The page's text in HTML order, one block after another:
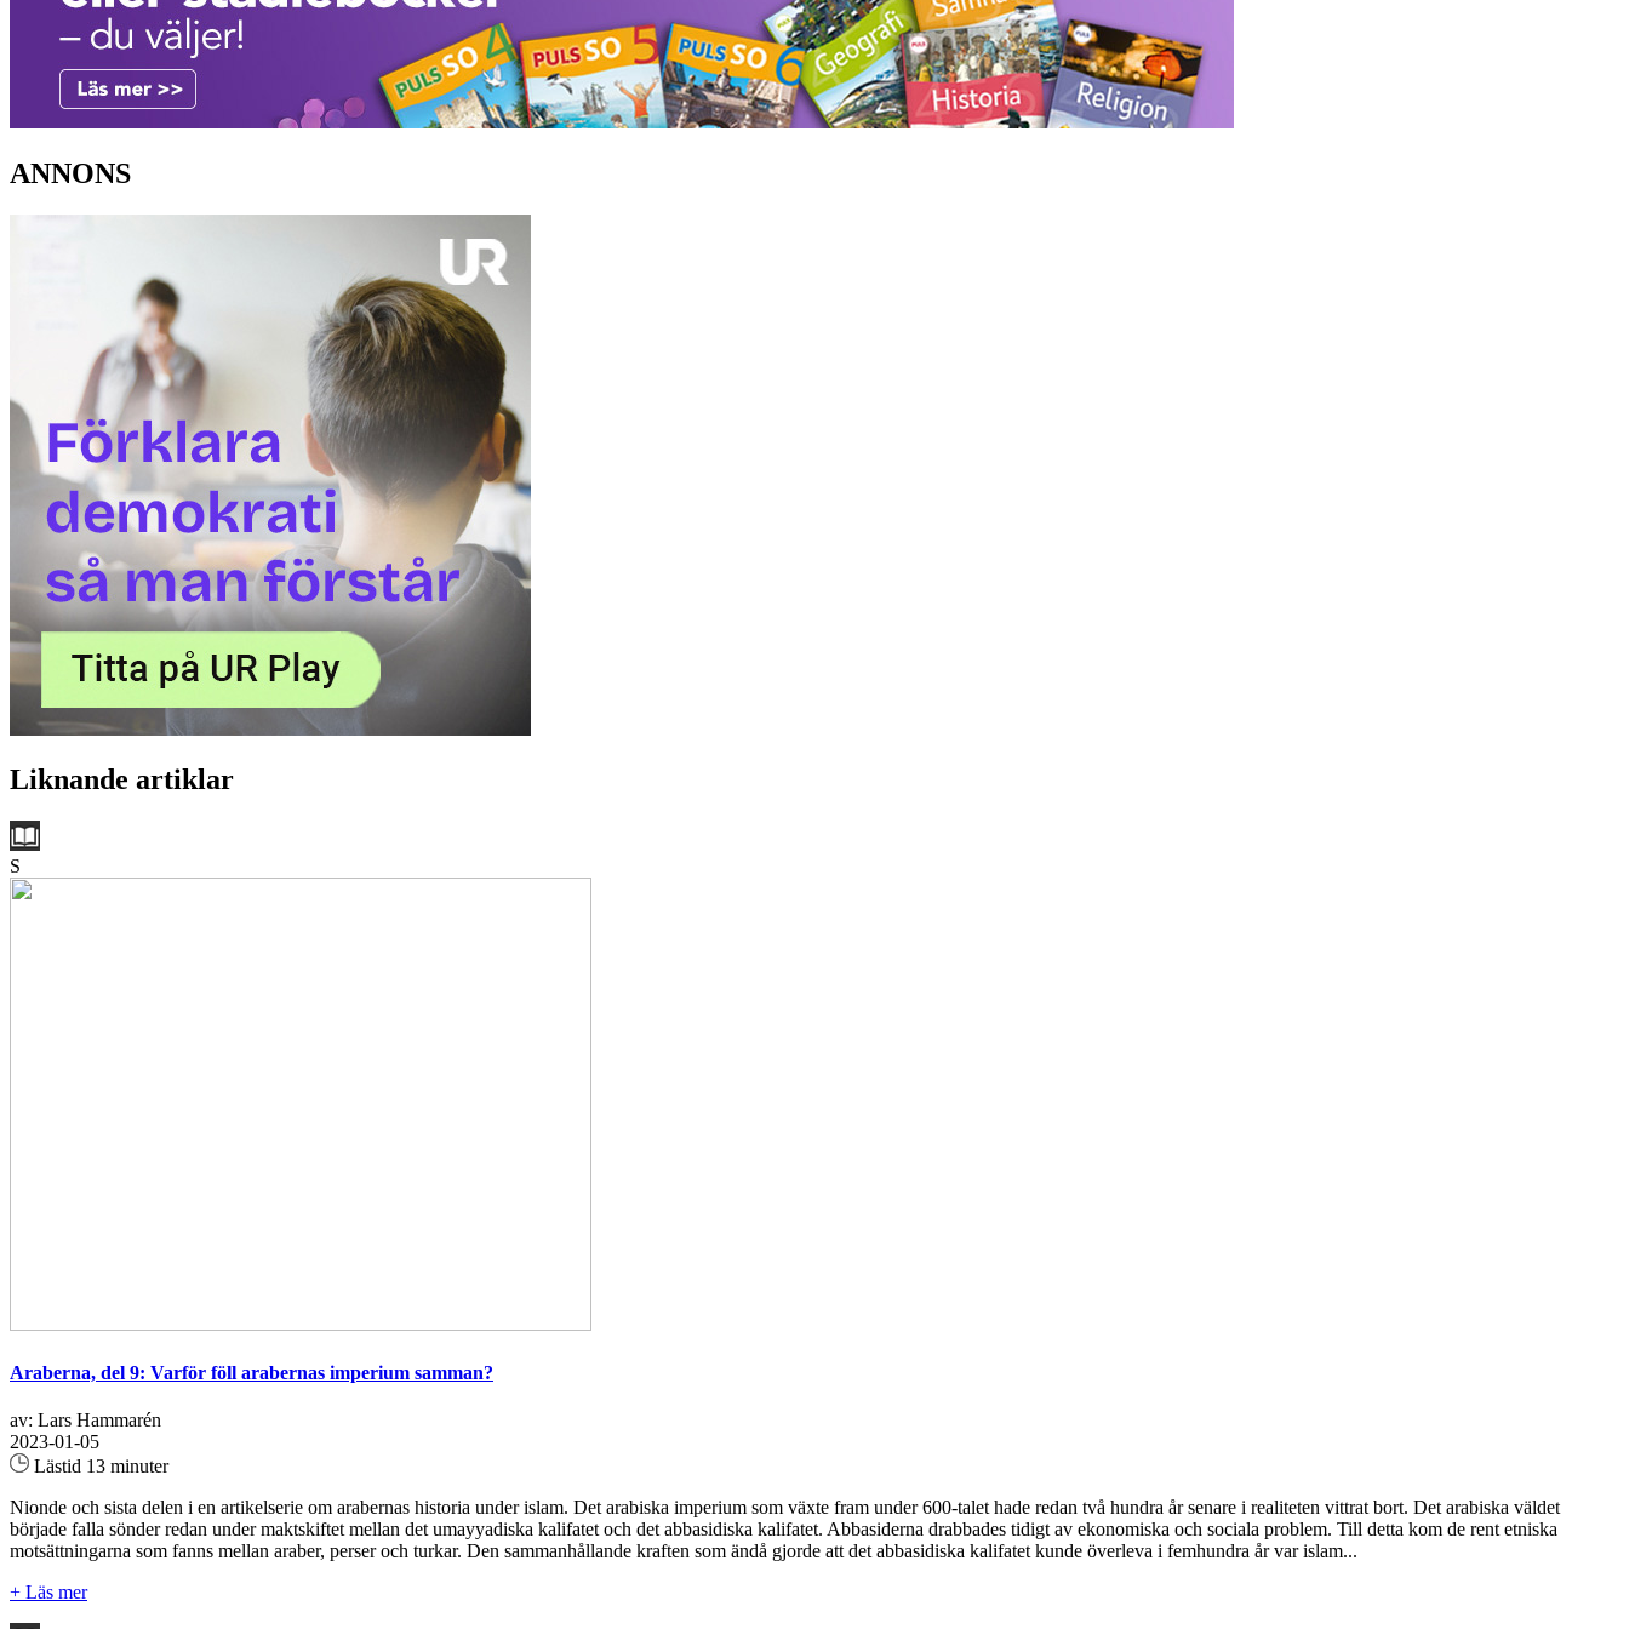
ANNONS
Liknande artiklar
S
Araberna, del 9: Varför föll arabernas imperium samman?
av: Lars Hammarén
2023-01-05
Lästid 13 minuter
Nionde och sista delen i en artikelserie om arabernas historia under islam. Det arabiska imperium som växte fram under 600-talet hade redan två hundra år senare i realiteten vittrat bort. Det arabiska väldet
började falla sönder redan under maktskiftet mellan det umayyadiska kalifatet och det abbasidiska kalifatet. Abbasiderna drabbades tidigt av ekonomiska och sociala problem. Till detta kom de rent etniska
motsättningarna som fanns mellan araber, perser och turkar. Den sammanhållande kraften som ändå gjorde att det abbasidiska kalifatet kunde överleva i femhundra år var islam...
+ Läs mer